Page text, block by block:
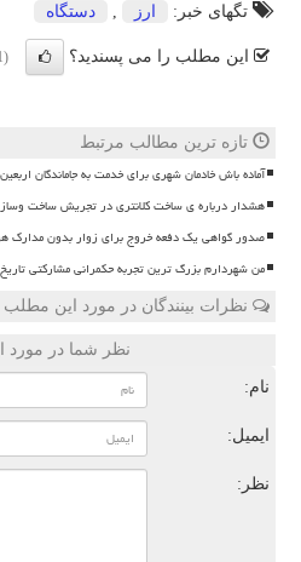
تگهای خبر:
ارز دستگاه
این مطلب را می پسندید؟ (1)
تازه ترین مطالب مرتبط
آماده باش خادمان شهری برای خدمت به جاماندگان اربعین
هشدار درباره ی ساخت کلانتری در تجریش ساخت
صدور گواهی یک دفعه خروج برای زوار بدون مدارک
من شهردارم بزرگ ترین تجربه حکمرانی مشارکتی
نظرات بینندگان در مورد این مطلب
نظر شما در مورد
نام:
ایمیل:
نظر: